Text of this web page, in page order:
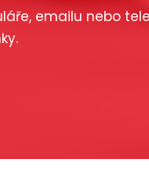
emailu nebo